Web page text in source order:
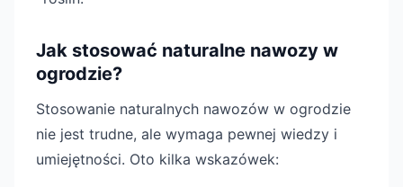
Jak stosować naturalne nawozy w
ogrodzie?
Stosowanie naturalnych nawozów w ogrodzie
nie jest trudne, ale wymaga pewnej wiedzy i
umiejętności. Oto kilka wskazówek: